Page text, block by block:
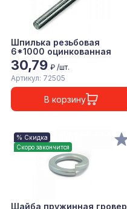
Шпилька резьбовая
6*1000 оцинкованная
30,79 ₽ /шт.
Артикул: 72505
В корзину
% Скидка
Скоро закончится
Шайба пружинная гровер